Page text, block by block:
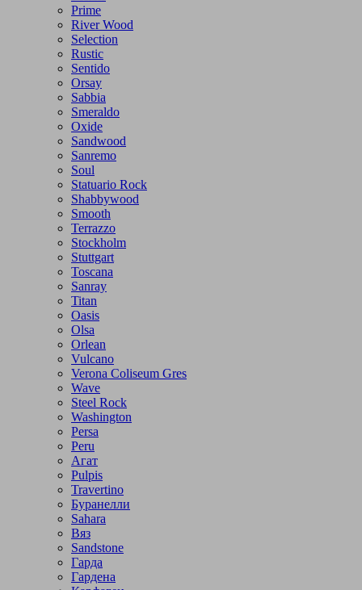
Prime
River Wood
Selection
Rustic
Sentido
Orsay
Sabbia
Smeraldo
Oxide
Sandwood
Sanremo
Soul
Statuario Rock
Shabbywood
Smooth
Terrazzo
Stockholm
Stuttgart
Toscana
Sanray
Titan
Oasis
Olsa
Orlean
Vulcano
Verona Coliseum Gres
Wave
Steel Rock
Washington
Persa
Peru
Агат
Pulpis
Travertino
Буранелли
Sahara
Вяз
Sandstone
Гарда
Гардена